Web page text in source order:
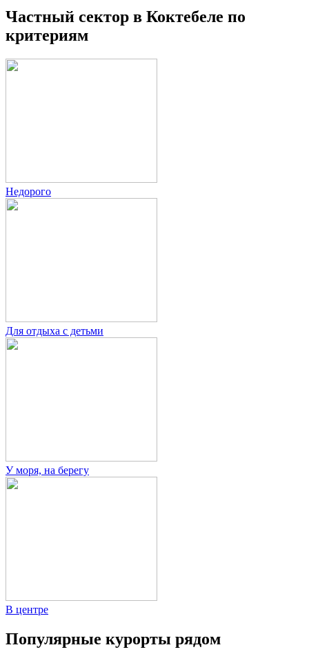
Частный сектор в Коктебеле по
критериям
Недорого
Для отдыха с детьми
У моря, на берегу
В центре
Популярные курорты рядом